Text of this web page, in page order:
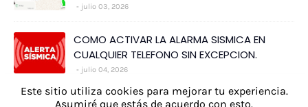
Este sitio utiliza cookies para mejorar tu experiencia.
Asumiré que estás de acuerdo con esto.
julio 03, 2026
COMO ACTIVAR LA ALARMA SISMICA EN
CUALQUIER TELEFONO SIN EXCEPCION.
julio 04, 2026
INICIO AVISO LEGAL CONTACTO